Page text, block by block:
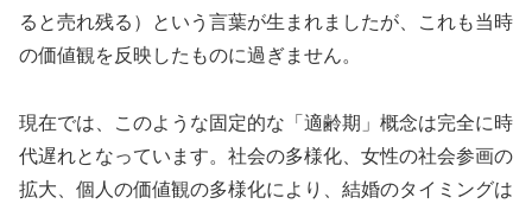
ると売れ残る）という言葉が生まれましたが、これも当時
の価値観を反映したものに過ぎません。
現在では、このような固定的な「適齢期」概念は完全に時
代遅れとなっています。社会の多様化、女性の社会参画の
拡大、個人の価値観の多様化により、結婚のタイミングは